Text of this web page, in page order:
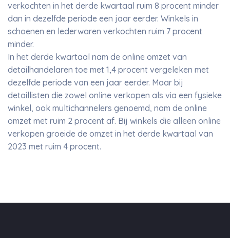
verkochten in het derde kwartaal ruim 8 procent minder
dan in dezelfde periode een jaar eerder. Winkels in
schoenen en lederwaren verkochten ruim 7 procent
minder.
In het derde kwartaal nam de online omzet van
detailhandelaren toe met 1,4 procent vergeleken met
dezelfde periode van een jaar eerder. Maar bij
detaillisten die zowel online verkopen als via een fysieke
winkel, ook multichannelers genoemd, nam de online
omzet met ruim 2 procent af. Bij winkels die alleen online
verkopen groeide de omzet in het derde kwartaal van
2023 met ruim 4 procent.